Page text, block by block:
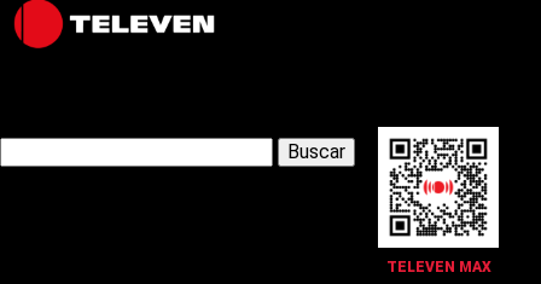
TELEVEN MAX
Latest Posts